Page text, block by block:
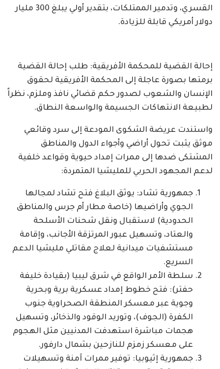
القسري، وتدمير الممتلكات، بتقدير أولي يبلغ 300 مليار
دولار أمريكي قابلة للزيادة.
إحالة القضية للمحكمة الأفريقية: طلب إحالة القضية
برمتها بصورة عاجلة إلى المحكمة الأفريقية لحقوق
الإنسان والشعوب لصدور حكم قضائي نافذ وملزم، نظراً
لطبيعة الانتهاكات الجسيمة والواسعة النطاق.
واستندت عريضة الشكوى المودعة إلى سرد وقائعي
موثق يثبت تحول أراضي وأجواء الدول والمناطق
المشتكى ضدها إلى ممرات إمداد حيوية وقواعد خلفية
لدعم المجهود الحربي للمليشيا المتمردة:
جمهورية تشاد: يوثق البلاغ فتح تشاد لمجالها
الجوي وأراضيها (خاصة مطار أم جرس والمناطق
الحدودية) لاستقبال ونقل شحنات الأسلحة
والعتاد، وتسهيل عبور المرتزقة الأجانب، وإقامة
مستشفيات ميدانية لعلاج مقاتلي مليشيا الدعم
السريع.
سلطة الأمر الواقع في شرق ليبيا (بقيادة خليفة
حفتر): فتح خطوط إمداد عسكرية برية وبحرية
وجوية عبر معسكر المنطقة الصحراوية جنوب
الكفرة (الجوف)، وتوريد الوقود والذخائر، وتسهيل
هجمات مباشرة استهدفت المدنيين مثل الهجوم
على معسكر زمزم للنازحين بشمال دارفور.
جمهورية إثيوبيا: توفير ممرات آمنة وتسهيلات